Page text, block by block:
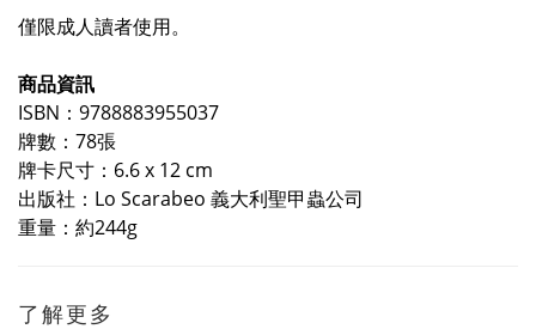
僅限成人讀者使用。
商品資訊
ISBN：9788883955037
牌數：78張
牌卡尺寸：6.6 x 12 cm
出版社：Lo Scarabeo 義大利聖甲蟲公司
重量：約244g
了解更多